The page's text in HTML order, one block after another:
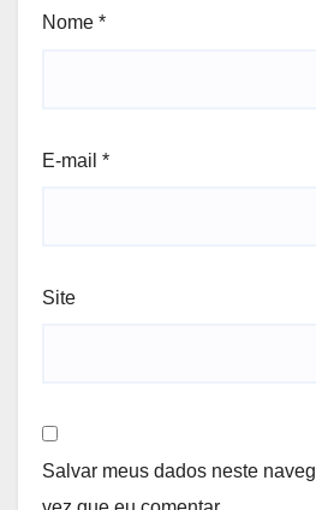
Nome *
E-mail *
Site
Salvar meus dados neste